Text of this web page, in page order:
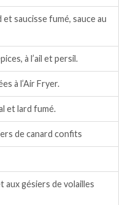
saucisse fumé, sauce au
à l’ail et persil.
à l’Air Fryer.
et lard fumé.
de canard confits
aux gésiers de volailles